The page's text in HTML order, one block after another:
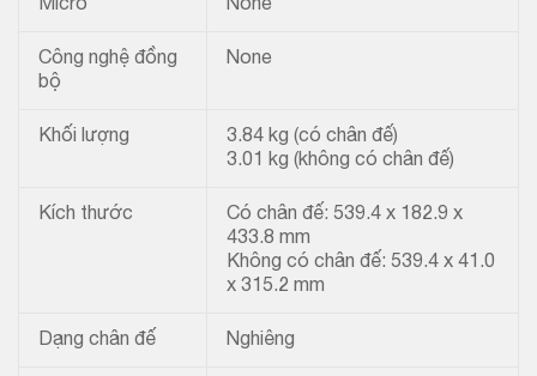
Micro None
Công nghệ đồng
bộ
None
Khối lượng
3.84 kg (có chân đế)
3.01 kg (không có chân đế)
Kích thước
Có chân đế: 539.4 x 182.9 x
433.8 mm
Không có chân đế: 539.4 x 41.0
x 315.2 mm
Dạng chân đế Nghiêng